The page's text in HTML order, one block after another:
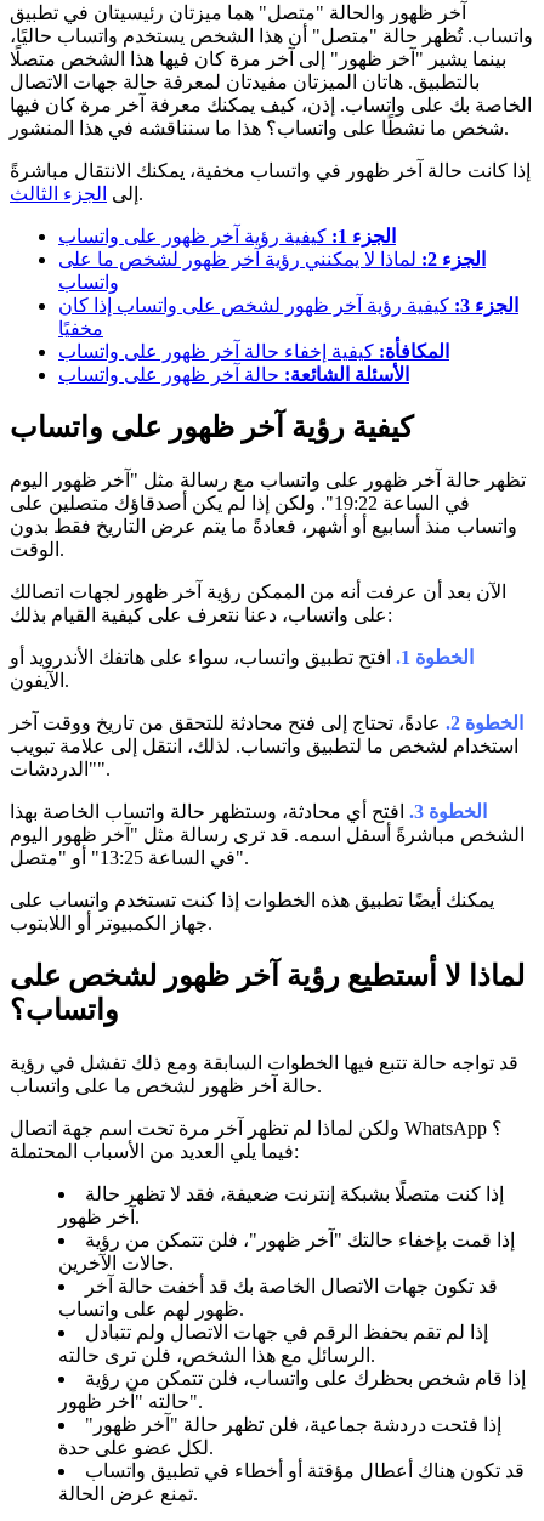
آخر ظهور والحالة "متصل" هما ميزتان رئيسيتان في تطبيق
واتساب. تُظهر حالة "متصل" أن هذا الشخص يستخدم واتساب حاليًا،
بينما يشير "آخر ظهور" إلى آخر مرة كان فيها هذا الشخص متصلًا
بالتطبيق. هاتان الميزتان مفيدتان لمعرفة حالة جهات الاتصال
الخاصة بك على واتساب. إذن، كيف يمكنك معرفة آخر مرة كان فيها
شخص ما نشطًا على واتساب؟ هذا ما سنناقشه في هذا المنشور.
إذا كانت حالة آخر ظهور في واتساب مخفية، يمكنك الانتقال مباشرةً
إلى الجزء الثالث .
الجزء 1:
كيفية رؤية آخر ظهور على واتساب
الجزء 2:
لماذا لا يمكنني رؤية آخر ظهور لشخص ما على
واتساب
الجزء 3:
كيفية رؤية آخر ظهور لشخص على واتساب إذا كان
مخفيًا
المكافأة: كيفية إخفاء حالة آخر ظهور على واتساب
الأسئلة الشائعة: حالة آخر ظهور على واتساب
كيفية رؤية آخر ظهور على واتساب
تظهر حالة آخر ظهور على واتساب مع رسالة مثل "آخر ظهور اليوم
في الساعة 19:22". ولكن إذا لم يكن أصدقاؤك متصلين على
واتساب منذ أسابيع أو أشهر، فعادةً ما يتم عرض التاريخ فقط بدون
الوقت.
الآن بعد أن عرفت أنه من الممكن رؤية آخر ظهور لجهات اتصالك
على واتساب، دعنا نتعرف على كيفية القيام بذلك:
الخطوة 1.
افتح تطبيق واتساب، سواء على هاتفك الأندرويد أو
الآيفون.
الخطوة 2.
عادةً، تحتاج إلى فتح محادثة للتحقق من تاريخ ووقت آخر
استخدام لشخص ما لتطبيق واتساب. لذلك، انتقل إلى علامة تبويب
"الدردشات".
الخطوة 3.
افتح أي محادثة، وستظهر حالة واتساب الخاصة بهذا
الشخص مباشرةً أسفل اسمه. قد ترى رسالة مثل "آخر ظهور اليوم
في الساعة 13:25" أو "متصل".
يمكنك أيضًا تطبيق هذه الخطوات إذا كنت تستخدم واتساب على
جهاز الكمبيوتر أو اللابتوب.
لماذا لا أستطيع رؤية آخر ظهور لشخص على
واتساب؟
قد تواجه حالة تتبع فيها الخطوات السابقة ومع ذلك تفشل في رؤية
حالة آخر ظهور لشخص ما على واتساب.
ولكن لماذا لم تظهر آخر مرة تحت اسم جهة اتصال WhatsApp ؟
فيما يلي العديد من الأسباب المحتملة:
إذا كنت متصلًا بشبكة إنترنت ضعيفة، فقد لا تظهر حالة
آخر ظهور.
إذا قمت بإخفاء حالتك "آخر ظهور"، فلن تتمكن من رؤية
حالات الآخرين.
قد تكون جهات الاتصال الخاصة بك قد أخفت حالة آخر
ظهور لهم على واتساب.
إذا لم تقم بحفظ الرقم في جهات الاتصال ولم تتبادل
الرسائل مع هذا الشخص، فلن ترى حالته.
إذا قام شخص بحظرك على واتساب، فلن تتمكن من رؤية
حالته "آخر ظهور".
إذا فتحت دردشة جماعية، فلن تظهر حالة "آخر ظهور"
لكل عضو على حدة.
قد تكون هناك أعطال مؤقتة أو أخطاء في تطبيق واتساب
تمنع عرض الحالة.